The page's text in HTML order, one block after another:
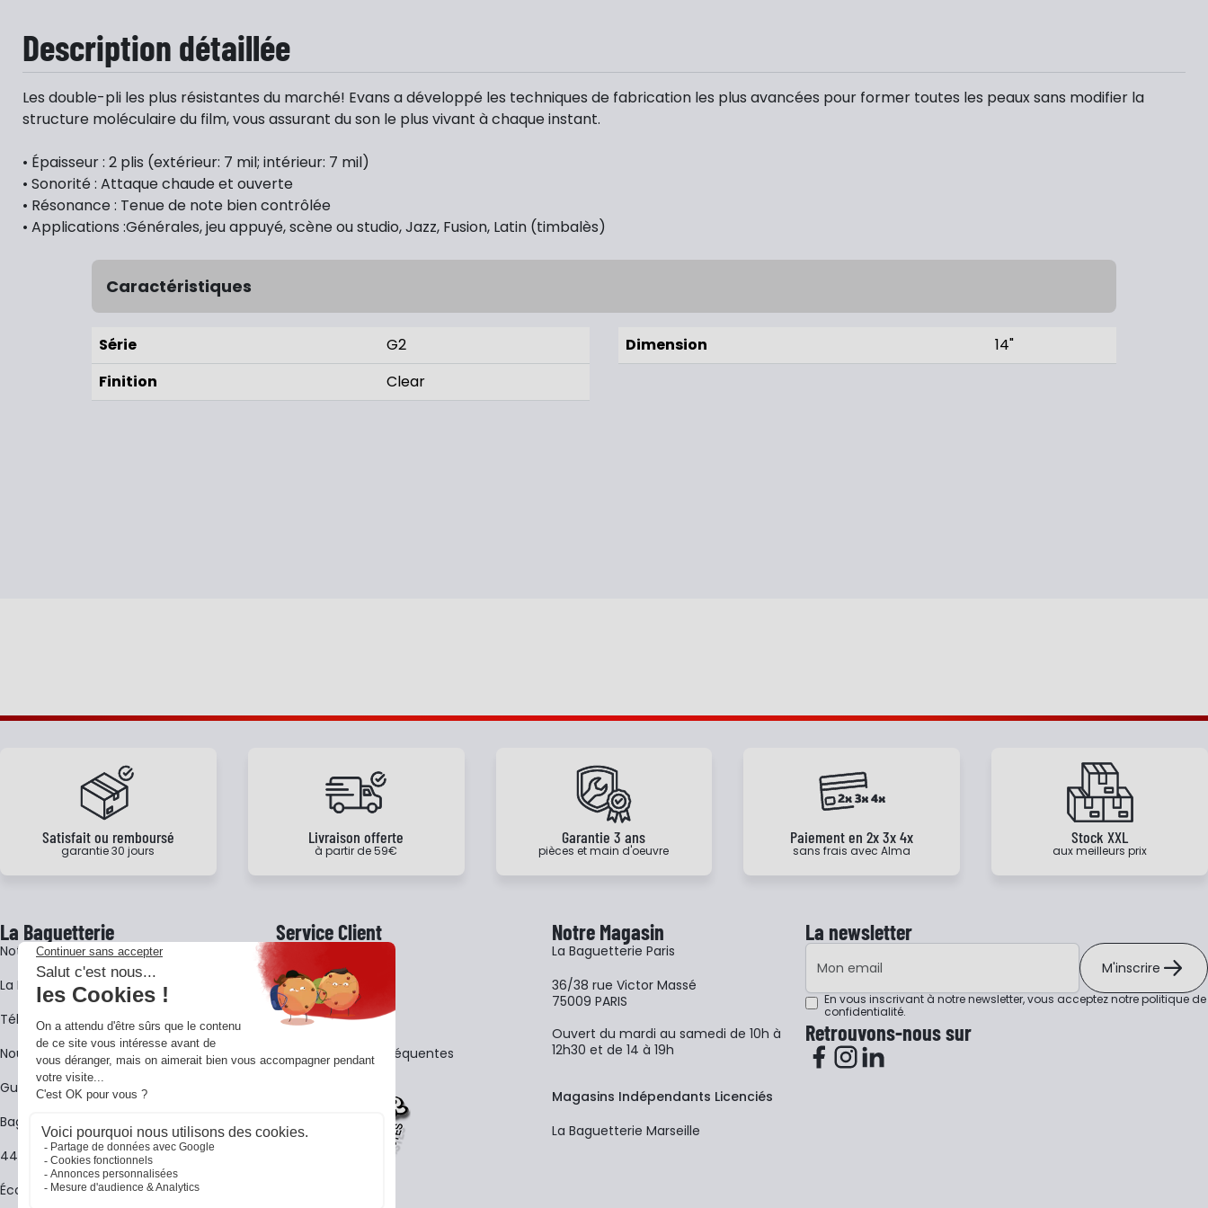
Description détaillée
Les double-pli les plus résistantes du marché! Evans a développé les techniques de fabrication les plus avancées pour former toutes les peaux sans modifier la
structure moléculaire du film, vous assurant du son le plus vivant à chaque instant.
• Épaisseur : 2 plis (extérieur: 7 mil; intérieur: 7 mil)
• Sonorité : Attaque chaude et ouverte
• Résonance : Tenue de note bien contrôlée
• Applications :Générales, jeu appuyé, scène ou studio, Jazz, Fusion, Latin (timbalès)
Caractéristiques
Série
G2
Finition
Clear
Dimension 14"
Satisfait ou remboursé
garantie 30 jours
Livraison offerte
à partir de 59€
Garantie 3 ans
pièces et main d'oeuvre
Paiement en 2x 3x 4x
sans frais avec Alma
Stock XXL
aux meilleurs prix
La Baguetterie
Notre histoire
La BagShow
​Télécharger le catalogue
Nous contacter
Guides La Baguetterie
Baguetterie Shop Online
44 ans de rencontres
Écoles
Service Client
Garantie 3 ans
CGV
FAQ - Questions Fréquentes
Notre Magasin
La Baguetterie Paris
36/38 rue Victor Massé
75009 PARIS
Ouvert du mardi au samedi de 10h à
12h30 et de 14 à 19h
Magasins Indépendants Licenciés
La Baguetterie Marseille
La newsletter
Adresse e-mail
M'inscrire
En vous inscrivant à notre newsletter, vous acceptez notrepolitique de
confidentialité.
Retrouvons-nous sur